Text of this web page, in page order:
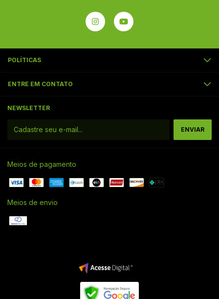
POLÍTICAS
ENTRE EM CONTATO
NEWSLETTER
Meios de pagamento
Meios de envio